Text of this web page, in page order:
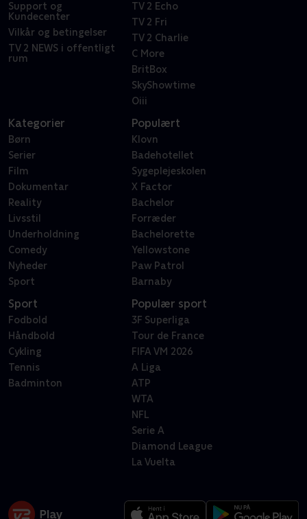
Support og
Kundecenter
Vilkår og betingelser
TV 2 NEWS i offentligt
rum
TV 2 Echo
TV 2 Fri
TV 2 Charlie
C More
BritBox
SkyShowtime
Oiii
Kategorier
Børn
Serier
Film
Dokumentar
Reality
Livsstil
Underholdning
Comedy
Nyheder
Sport
Populært
Klovn
Badehotellet
Sygeplejeskolen
X Factor
Bachelor
Forræder
Bachelorette
Yellowstone
Paw Patrol
Barnaby
Sport
Fodbold
Håndbold
Cykling
Tennis
Badminton
Populær sport
3F Superliga
Tour de France
FIFA VM 2026
A Liga
ATP
WTA
NFL
Serie A
Diamond League
La Vuelta